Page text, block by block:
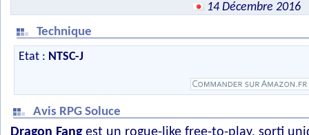
14 Décembre 2016
Technique
Etat : NTSC-J
Avis RPG Soluce
Dragon Fangest un rogue-like free-to-play, sorti